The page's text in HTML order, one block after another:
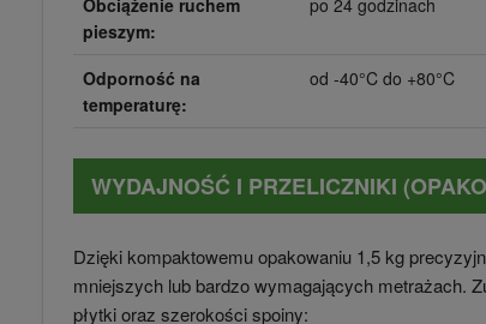
pieszym:
Odporność na
temperaturę:
od -40°C do +80°C
WYDAJNOŚĆ I PRZELICZNIKI
Dzięki kompaktowemu opakowaniu 1,5 kg
mniejszych lub bardzo wymagających metrażach.
płytki oraz szerokości spoiny: